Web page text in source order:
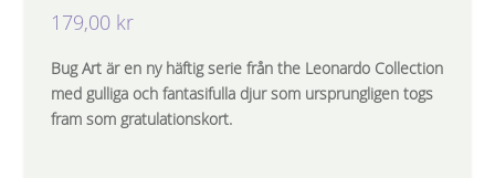
179,00 kr
Bug Art är en ny häftig serie från the Leonardo Collection
med gulliga och fantasifulla djur som ursprungligen togs
fram som gratulationskort.